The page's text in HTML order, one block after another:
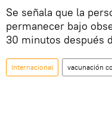
Se señala que la
permanecer bajo
30 minutos después
Internacional vacunación